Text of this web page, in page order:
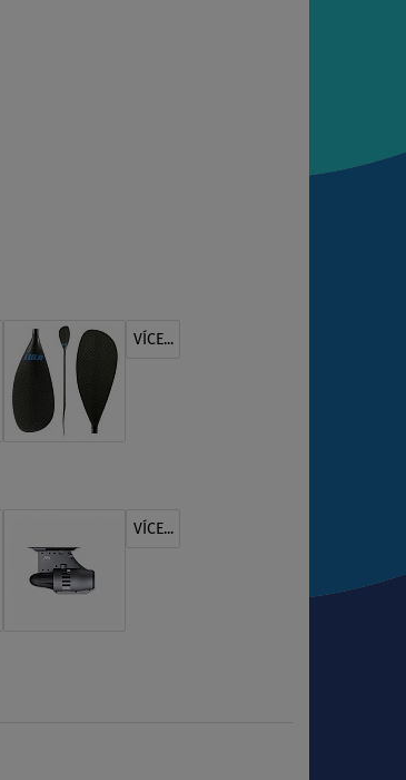
VÍCE...
VÍCE...